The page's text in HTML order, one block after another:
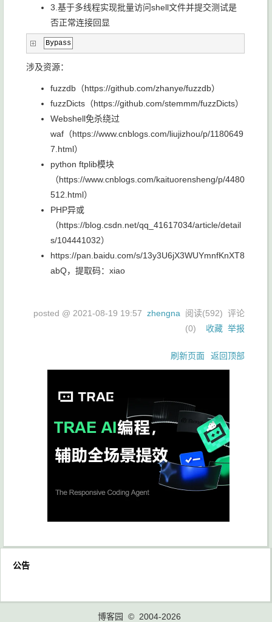
3.基于多线程实现批量访问shell文件并提交测试是
否正常连接回显
Bypass
涉及资源：
fuzzdb（https://github.com/zhanye/fuzzdb）
fuzzDicts（https://github.com/stemmm/fuzzDicts）
Webshell免杀绕过
waf（https://www.cnblogs.com/liujizhou/p/1180649
7.html）
python ftplib模块
（https://www.cnblogs.com/kaituorensheng/p/4480
512.html）
PHP异或
（https://blog.csdn.net/qq_41617034/article/detail
s/104441032）
https://pan.baidu.com/s/13y3U6jX3WUYmnfKnXT8
abQ，提取码：xiao
posted @ 2021-08-19 19:57 zhengna 阅读(592) 评论
(0) 收藏 举报
刷新页面 返回顶部
公告
博客园 © 2004-2026